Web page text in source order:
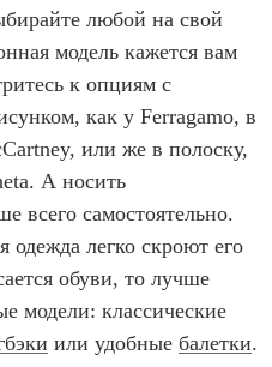
любой на свой
модель кажется вам
к опциям с
как у Ferragamo, в
или же в полоску,
А носить
всего самостоятельно.
одежда легко скроют его
обуви, то лучше
модели: классические
или удобные балетки.